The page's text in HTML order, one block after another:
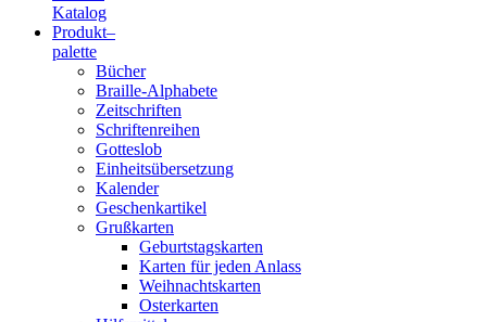
Verlag
Druckerei
gGmbH
Katalog
Produkt–
palette
Bücher
Braille-Alphabete
Zeitschriften
Schriftenreihen
Gotteslob
Einheitsübersetzung
Kalender
Geschenkartikel
Grußkarten
Geburtstagskarten
Karten für jeden Anlass
Weihnachtskarten
Osterkarten